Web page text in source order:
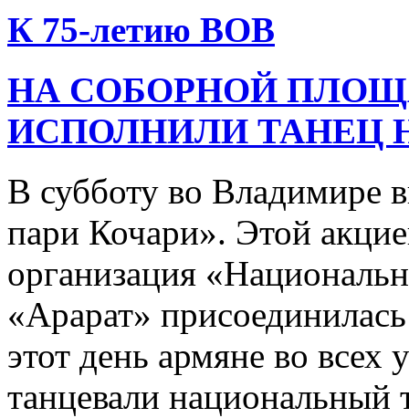
К 75-летию ВОВ
НА СОБОРНОЙ
ИСПОЛНИЛИ ТАНЕЦ
В субботу во Владимире
пари Кочари». Этой
организация
«Арарат»
этот день армяне во всех
танцевали